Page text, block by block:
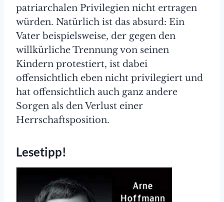
patriarchalen Privilegien nicht ertragen
würden. Natürlich ist das absurd: Ein
Vater beispielsweise, der gegen den
willkürliche Trennung von seinen
Kindern protestiert, ist dabei
offensichtlich eben nicht privilegiert und
hat offensichtlich auch ganz andere
Sorgen als den Verlust einer
Herrschaftsposition.
Lesetipp!